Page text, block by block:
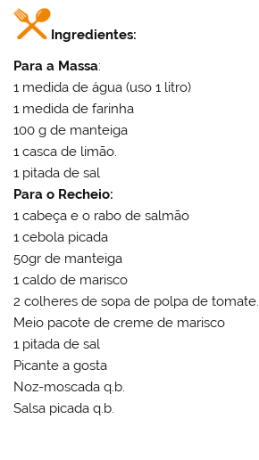
Ingredientes:
Para a Massa:
1 medida de água (uso 1 litro)
1 medida de farinha
100 g de manteiga
1 casca de limão.
1 pitada de sal
Para o Recheio:
1 cabeça e o rabo de salmão
1 cebola picada
50gr de manteiga
1 caldo de marisco
2 colheres de sopa de polpa de tomate.
Meio pacote de creme de marisco
1 pitada de sal
Picante a gosta
Noz-moscada q.b.
Salsa picada q.b.